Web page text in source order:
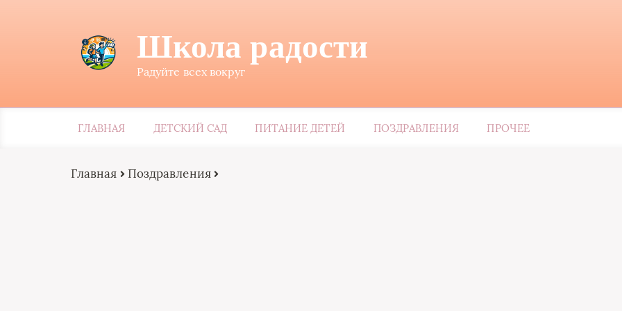
Школа радости
Радуйте всех вокруг
ГЛАВНАЯ ДЕТСКИЙ САД ПИТАНИЕ ДЕТЕЙ ПОЗДРАВЛЕНИЯ ПРОЧЕЕ
Главная Поздравления